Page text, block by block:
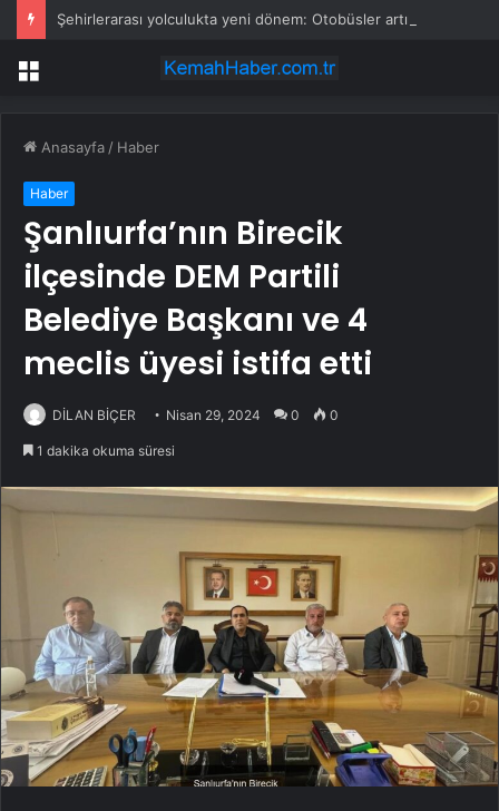
Menü
Anasayfa / Haber
Haber
Şanlıurfa’nın Birecik
ilçesinde DEM Partili
Belediye Başkanı ve 4
meclis üyesi istifa etti
DİLAN BİÇER Nisan 29, 2024 0 0
1 dakika okuma süresi